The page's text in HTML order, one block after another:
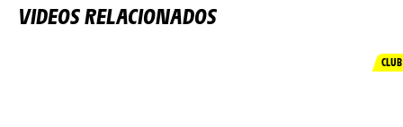
VIDEOS RELACIONADOS
CLUB